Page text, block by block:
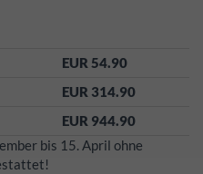
EUR 54.90
EUR 314.90
EUR 944.90
bis 15. April ohne